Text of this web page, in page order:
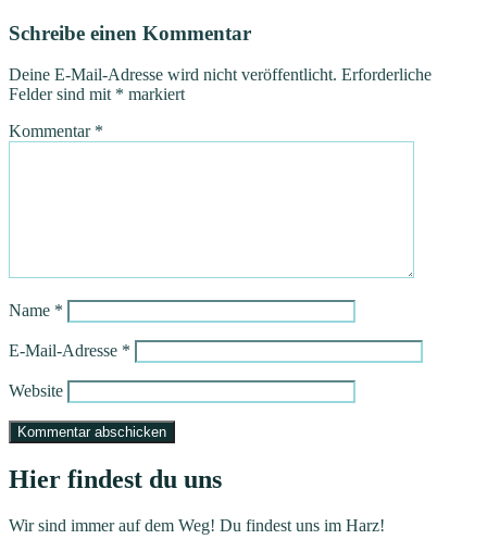
Schreibe einen Kommentar
Deine E-Mail-Adresse wird nicht veröffentlicht. Erforderliche
Felder sind mit * markiert
Kommentar *
Name *
E-Mail-Adresse *
Website
Hier findest du uns
Wir sind immer auf dem Weg! Du findest uns im Harz!